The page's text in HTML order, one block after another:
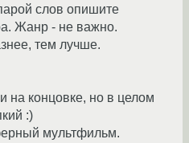
слов опишите
Жанр - не важно.
тем лучше.
на концовке, но в целом
:)
мультфильм.